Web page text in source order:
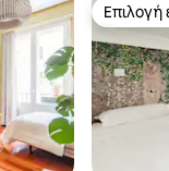
Επιλογή
Επιλογή